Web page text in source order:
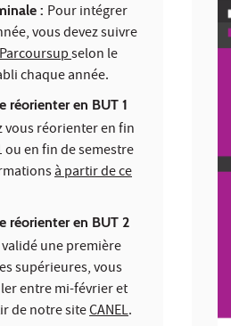
: Pour intégrer
vous devez suivre
Parcoursupselon le
chaque année.
réorienter en BUT 1
vous réorienter en fin
ou en fin de semestre
à partir de ce
réorienter en BUT 2
validé une première
supérieures, vous
entre mi-février et
de notre siteCANEL.